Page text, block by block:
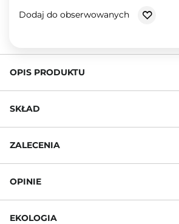
Dodaj do obserwowanych
OPIS PRODUKTU
SKŁAD
ZALECENIA
OPINIE
EKOLOGIA